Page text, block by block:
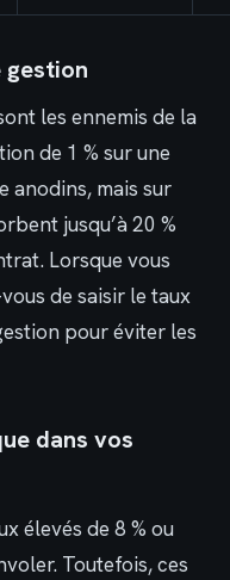
gestion
les ennemis de la
de 1 % sur une
anodins, mais sur
jusqu’à 20 %
Lorsque vous
de saisir le taux
pour éviter les
dans vos
élevés de 8 % ou
Toutefois, ces